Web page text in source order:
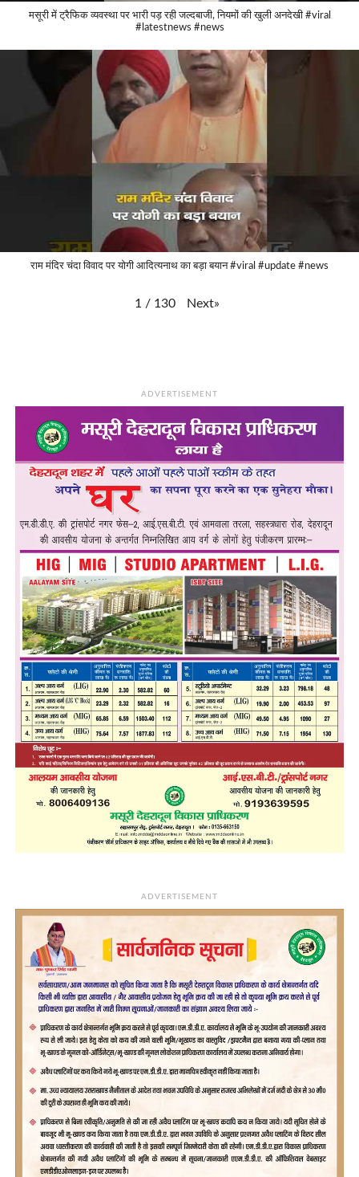
मसूरी में ट्रैफिक व्यवस्था पर भारी पड़ रही जल्दबाजी, नियमों की खुली अनदेखी #viral
#latestnews #news
राम मंदिर चंदा विवाद पर योगी आदित्यनाथ का बड़ा बयान #viral #update #news
1 / 130 Next»
ADVERTISEMENT
ADVERTISEMENT